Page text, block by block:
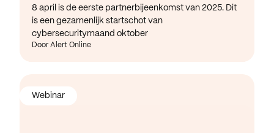
8 april is de eerste partnerbijeenkomst van 2025. Dit
is een gezamenlijk startschot van
cybersecuritymaand oktober
Door Alert Online
Webinar